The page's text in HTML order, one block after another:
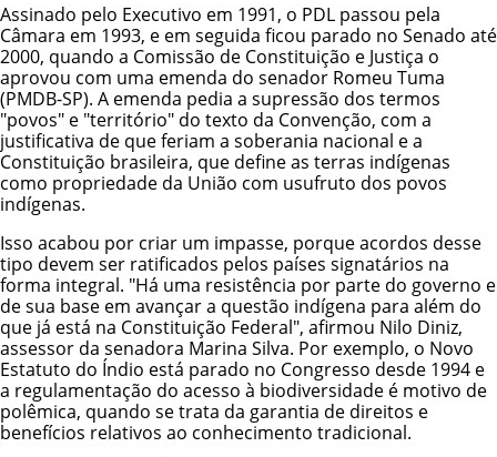
Assinado pelo Executivo em 1991, o PDL passou pela
Câmara em 1993, e em seguida ficou parado no Senado até
2000, quando a Comissão de Constituição e Justiça o
aprovou com uma emenda do senador Romeu Tuma
(PMDB-SP). A emenda pedia a supressão dos termos
"povos" e "território" do texto da Convenção, com a
justificativa de que feriam a soberania nacional e a
Constituição brasileira, que define as terras indígenas
como propriedade da União com usufruto dos povos
indígenas.
Isso acabou por criar um impasse, porque acordos desse
tipo devem ser ratificados pelos países signatários na
forma integral. "Há uma resistência por parte do governo e
de sua base em avançar a questão indígena para além do
que já está na Constituição Federal", afirmou Nilo Diniz,
assessor da senadora Marina Silva. Por exemplo, o Novo
Estatuto do Índio está parado no Congresso desde 1994 e
a regulamentação do acesso à biodiversidade é motivo de
polêmica, quando se trata da garantia de direitos e
benefícios relativos ao conhecimento tradicional.